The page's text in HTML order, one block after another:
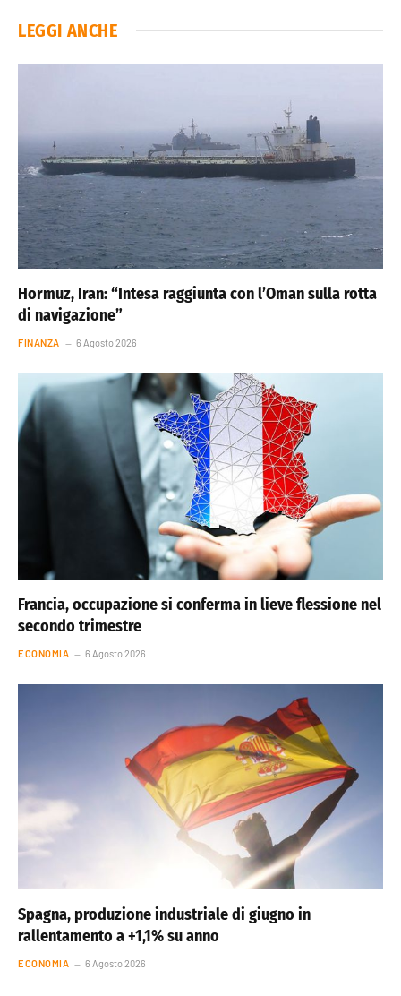
LEGGI ANCHE
Hormuz, Iran: “Intesa raggiunta con l’Oman sulla rotta
di navigazione”
FINANZA 6 Agosto 2026
Francia, occupazione si conferma in lieve flessione nel
secondo trimestre
ECONOMIA 6 Agosto 2026
Spagna, produzione industriale di giugno in
rallentamento a +1,1% su anno
ECONOMIA 6 Agosto 2026